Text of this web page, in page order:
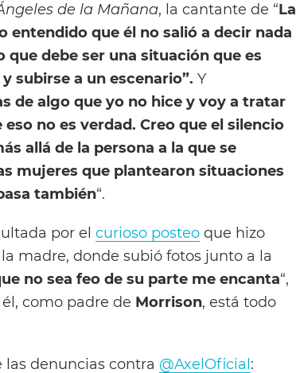
de la Mañana, la cantante de “La
entendido que él no salió a decir nada
que debe ser una situación que es
subirse a un escenario”. Y
de algo que yo no hice y voy a tratar
no es verdad. Creo que el silencio
allá de la persona a la que se
mujeres que plantearon situaciones
también“.
por el curioso posteo que hizo
madre, donde subió fotos junto a la
no sea feo de su parte me encanta“,
como padre de Morrison, está todo
las denuncias contra @AxelOficial: